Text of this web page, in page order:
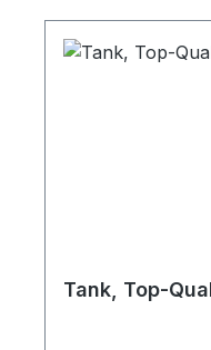
Tank, Top-